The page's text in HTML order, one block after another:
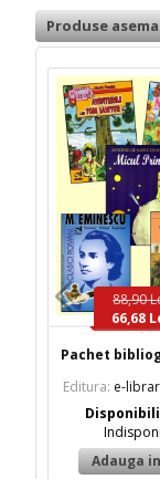
Produse
88,90
66,68
Pachet
Editura: e-